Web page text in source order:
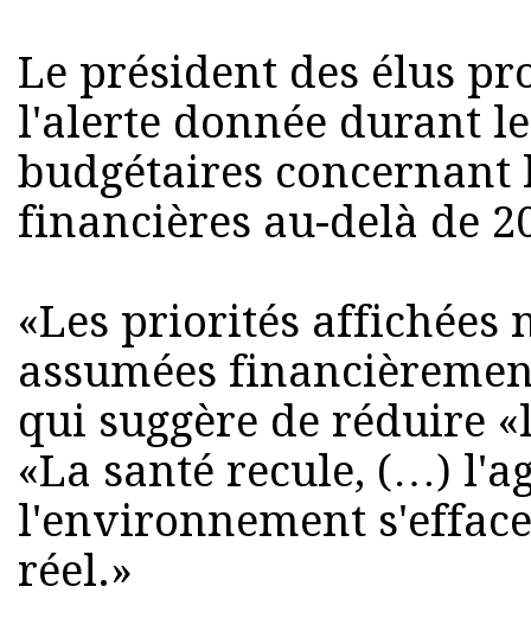
Le président des élus
l'alerte donnée durant
budgétaires concernant
financières au-delà de
«Les priorités affichées
assumées
qui suggère de réduire
«La santé recule, (…)
l'environnement
réel.»